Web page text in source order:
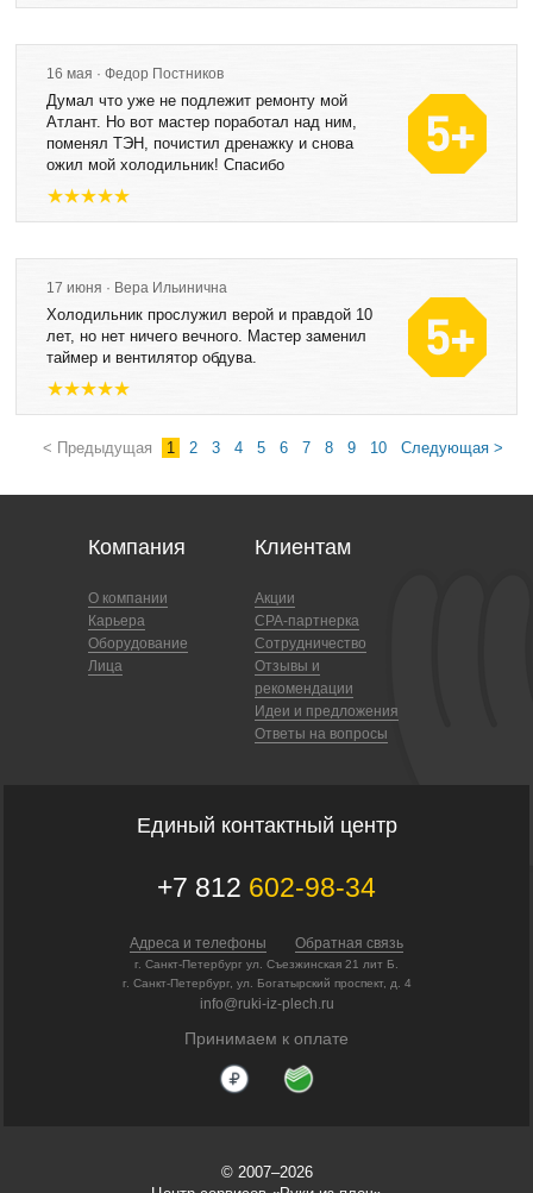
16 мая · Федор Постников
Думал что уже не подлежит ремонту мой
Атлант. Но вот мастер поработал над ним,
поменял ТЭН, почистил дренажку и снова
ожил мой холодильник! Спасибо
17 июня · Вера Ильинична
Холодильник прослужил верой и правдой 10
лет, но нет ничего вечного. Мастер заменил
таймер и вентилятор обдува.
< Предыдущая 1 2 3 4 5 6 7 8 9 10 Следующая >
Компания
О компании
Карьера
Оборудование
Лица
Клиентам
Акции
CPA-партнерка
Сотрудничество
Отзывы и
рекомендации
Идеи и предложения
Ответы на вопросы
Единый контактный центр
+7 812 602-98-34
Адреса и телефоны Обратная связь
г. Санкт-Петербург ул. Съезжинская 21 лит Б.
г. Санкт-Петербург, ул. Богатырский проспект, д. 4
info@ruki-iz-plech.ru
Принимаем к оплате
© 2007–2026